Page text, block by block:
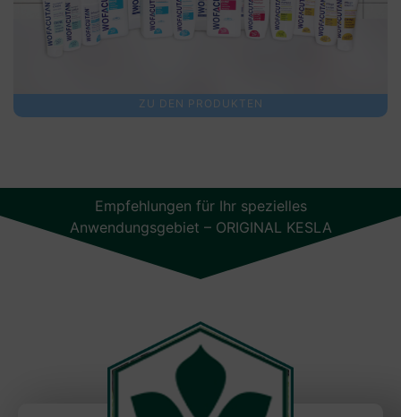
ZU DEN PRODUKTEN
Empfehlungen für Ihr spezielles
Anwendungsgebiet – ORIGINAL KESLA